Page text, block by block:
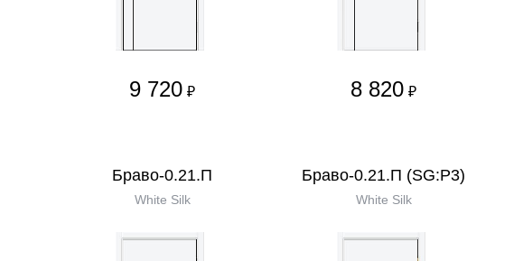
9 720 ₽ 8 820 ₽
Браво-0.21.П
White Silk
Браво-0.21.П (SG:P3)
White Silk